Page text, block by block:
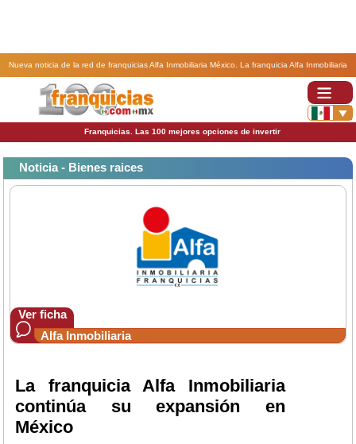
Nueva noticia de la red de franquicias Alfa Inmobiliaria México. La franquicia Alfa Inmobiliaria
continúa su expansión en México.
Franquicias. Las 100 mejores opciones de invertir
Noticia - Bienes raices
Ver ficha
Alfa Inmobiliaria
La franquicia Alfa Inmobiliaria
continúa su expansión en
México